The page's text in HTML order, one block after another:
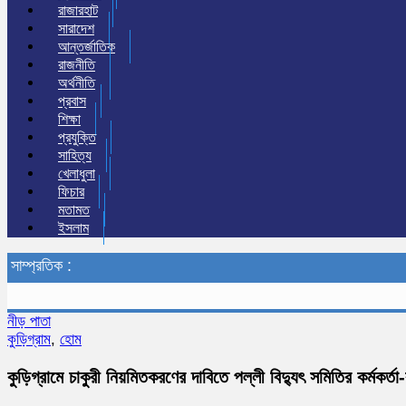
রাজারহাট
সারাদেশ
আন্তর্জাতিক
রাজনীতি
অর্থনীতি
প্রবাস
শিক্ষা
প্রযুক্তি
সাহিত্য
খেলাধুলা
ফিচার
মতামত
ইসলাম
সাম্প্রতিক :
নীড় পাতা
কুড়িগ্রাম, হোম
কুড়িগ্রামে চাকুরী নিয়মিতকরণের দাবিতে পল্লী বিদ্যুৎ সমিতির